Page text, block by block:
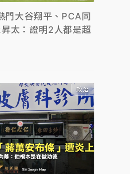
門大谷翔平、PCA同
太：證明2人都是超
政治